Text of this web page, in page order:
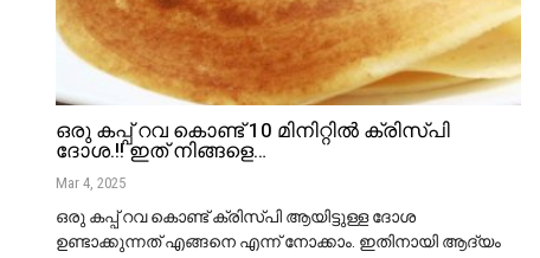
ഒരു കപ്പ് റവ കൊണ്ട് 10 മിനിറ്റിൽ ക്രിസ്പി
ദോശ.!! ഇത് നിങ്ങളെ…
Mar 4, 2025
ഒരു കപ്പ് റവ കൊണ്ട് ക്രിസ്പി ആയിട്ടുള്ള ദോശ
ഉണ്ടാക്കുന്നത് എങ്ങനെ എന്ന് നോക്കാം. ഇതിനായി ആദ്യം